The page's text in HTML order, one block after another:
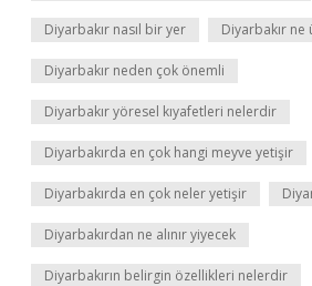
Diyarbakır nasıl bir yer Diyarbakır ne
Diyarbakır neden çok önemli
Diyarbakır yöresel kıyafetleri nelerdir
Diyarbakırda en çok hangi meyve yetişir
Diyarbakırda en çok neler yetişir
Diyarbakırdan ne alınır yiyecek
Diyarbakırın belirgin özellikleri nelerdir